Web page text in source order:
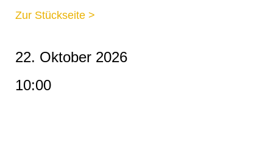
Zur Stückseite >
22. Oktober 2026
10:00